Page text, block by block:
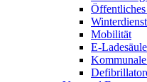
Winterdienst
Mobilität
E-Ladesäule